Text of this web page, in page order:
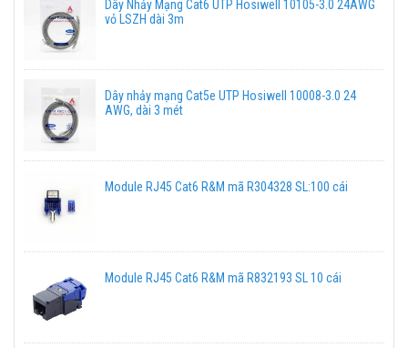
Dây Nhảy Mạng Cat6 UTP Hosiwell 10105-3.0 24AWG
vỏ LSZH dài 3m
Dây nhảy mạng Cat5e UTP Hosiwell 10008-3.0 24
AWG, dài 3 mét
Module RJ45 Cat6 R&M mã R304328 SL:100 cái
Module RJ45 Cat6 R&M mã R832193 SL 10 cái